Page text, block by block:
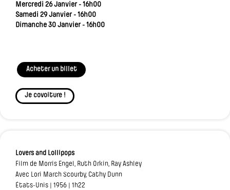
Mercredi 26 Janvier - 16h00
Samedi 29 Janvier - 16h00
Dimanche 30 Janvier - 16h00
Acheter un billet
Je covoiture !
Lovers and Lollipops
Film de Morris Engel, Ruth Orkin, Ray Ashley
Avec Lori March Scourby, Cathy Dunn
États-Unis | 1956 | 1h22